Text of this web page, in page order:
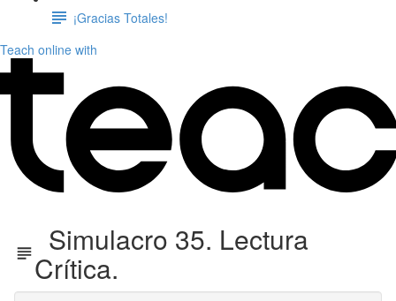
¡Gracias Totales!
Teach online with
Simulacro 35. Lectura
Crítica.